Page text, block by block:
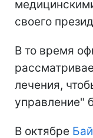
своего
В то время
лечения,
управление"
В октябре